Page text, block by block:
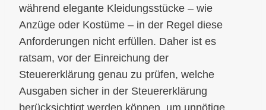
während elegante Kleidungsstücke – wie
Anzüge oder Kostüme – in der Regel diese
Anforderungen nicht erfüllen. Daher ist es
ratsam, vor der Einreichung der
Steuererklärung genau zu prüfen, welche
Ausgaben sicher in der Steuererklärung
berücksichtigt werden können, um unnötige